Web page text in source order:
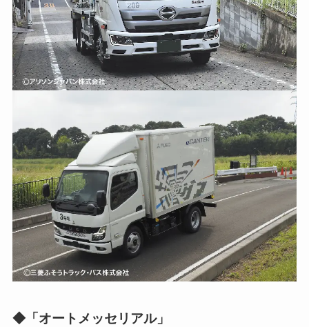
◆「オートメッセリアル」